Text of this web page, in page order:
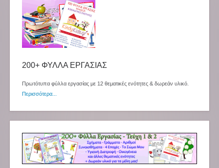
200+ ΦΥΛΛΑ ΕΡΓΑΣΙΑΣ
Πρωτότυπα φύλλα εργασίας με 12 θεματικές ενότητες & δωρεάν υλικό.
Περισσότερα...